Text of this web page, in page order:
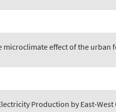
microclimate effect of the urban
Production by East-